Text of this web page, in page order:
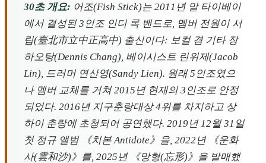
30초 개요: 어조(Fish Stick)는 2011년 말 타이베이
에서 결성된 3인조 인디 록 밴드로, 멤버 전원이 서
립(臺北市立中正高中) 출신이다: 보컬 겸 기타 장
하오탕(Dennis Chang), 베이시스트 린위제(Jacob
Lin), 드러머 연산영(Sandy Lien). 원래 5인조였으
나 멤버 교체를 거쳐 2015년 현재의 3인조로 안정
되었다. 2016년 지구춘랑대상 4위를 차지하고 상
하이 춘랑에 초청되어 공연했다. 2019년 12월 31일
첫 정규 앨범 《치본 Antidote》을, 2022년 《운화
사(雲和沙)》를, 2025년 《망형(忘形)》을 발매했